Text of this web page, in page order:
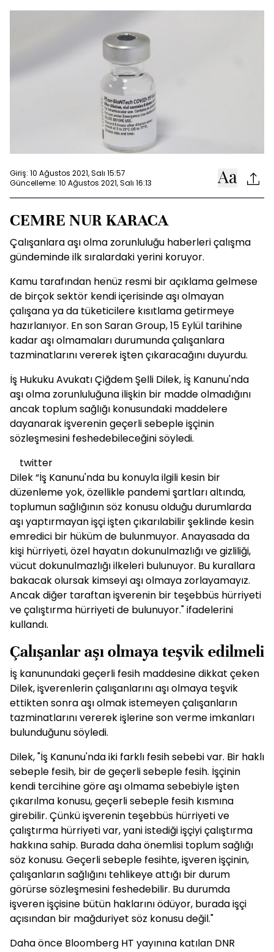
Giriş: 10 Ağustos 2021, Salı 15:57
Güncelleme: 10 Ağustos 2021, Salı 16:13
CEMRE NUR KARACA
Çalışanlara aşı olma zorunluluğu haberleri çalışma
gündeminde ilk sıralardaki yerini koruyor.
Kamu tarafından henüz resmi bir açıklama gelmese
de birçok sektör kendi içerisinde aşı olmayan
çalışana ya da tüketicilere kısıtlama getirmeye
hazırlanıyor. En son Saran Group, 15 Eylül tarihine
kadar aşı olmamaları durumunda çalışanlara
tazminatlarını vererek işten çıkaracağını duyurdu.
İş Hukuku Avukatı Çiğdem Şelli Dilek, İş Kanunu'nda
aşı olma zorunluluğuna ilişkin bir madde olmadığını
ancak toplum sağlığı konusundaki maddelere
dayanarak işverenin geçerli sebeple işçinin
sözleşmesini feshedebileceğini söyledi.
twitter
Dilek “İş Kanunu'nda bu konuyla ilgili kesin bir
düzenleme yok, özellikle pandemi şartları altında,
toplumun sağlığının söz konusu olduğu durumlarda
aşı yaptırmayan işçi işten çıkarılabilir şeklinde kesin
emredici bir hüküm de bulunmuyor. Anayasada da
kişi hürriyeti, özel hayatın dokunulmazlığı ve gizliliği,
vücut dokunulmazlığı ilkeleri bulunuyor. Bu kurallara
bakacak olursak kimseyi aşı olmaya zorlayamayız.
Ancak diğer taraftan işverenin bir teşebbüs hürriyeti
ve çalıştırma hürriyeti de bulunuyor." ifadelerini
kullandı.
Çalışanlar aşı olmaya teşvik edilmeli
İş kanunundaki geçerli fesih maddesine dikkat çeken
Dilek, işverenlerin çalışanlarını aşı olmaya teşvik
ettikten sonra aşı olmak istemeyen çalışanların
tazminatlarını vererek işlerine son verme imkanları
bulunduğunu söyledi.
Dilek, "İş Kanunu'nda iki farklı fesih sebebi var. Bir haklı
sebeple fesih, bir de geçerli sebeple fesih. İşçinin
kendi tercihine göre aşı olmama sebebiyle işten
çıkarılma konusu, geçerli sebeple fesih kısmına
girebilir. Çünkü işverenin teşebbüs hürriyeti ve
çalıştırma hürriyeti var, yani istediği işçiyi çalıştırma
hakkına sahip. Burada daha önemlisi toplum sağlığı
söz konusu. Geçerli sebeple fesihte, işveren işçinin,
çalışanların sağlığını tehlikeye attığı bir durum
görürse sözleşmesini feshedebilir. Bu durumda
işveren işçisine bütün haklarını ödüyor, burada işçi
açısından bir mağduriyet söz konusu değil."
Daha önce Bloomberg HT yayınına katılan DNR